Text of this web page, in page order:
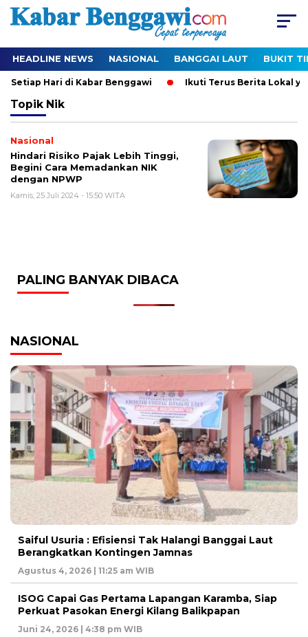
HEADLINE NEWS NASIONAL BANGGAI LAUT BUKIT
Hari di Kabar Benggawi Ikuti Terus Berita Lokal
Topik Nik
Nasional
Hindari Risiko Pajak Lebih Tinggi,
Begini Cara Memadankan NIK
dengan NPWP
Kamis, 25 Juli 2024 - 15:50 WITA
PALING BANYAK DIBACA
NASIONAL
Saiful Usuria : Efisiensi Tak Halangi Banggai Laut
Berangkatkan Kontingen Jamnas
Agustus 4, 2026 | 11:25 am WIB
ISOG Capai Gas Pertama Lapangan Karamba, Siap
Perkuat Pasokan Energi Kilang Balikpapan
Juni 24, 2026 | 4:38 pm WIB